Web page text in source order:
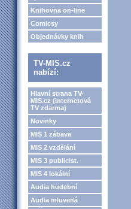
Knihovna on-line
Comicsy
Objednávky knih
TV-MIS.cz
nabízí:
Hlavní strana TV-
MIS.cz (internetová
TV zdarma)
Novinky
MIS 1 zábava
MIS 2 vzdělání
MIS 3 publicist.
MIS 4 lokální
Audia hudební
Audia mluvená